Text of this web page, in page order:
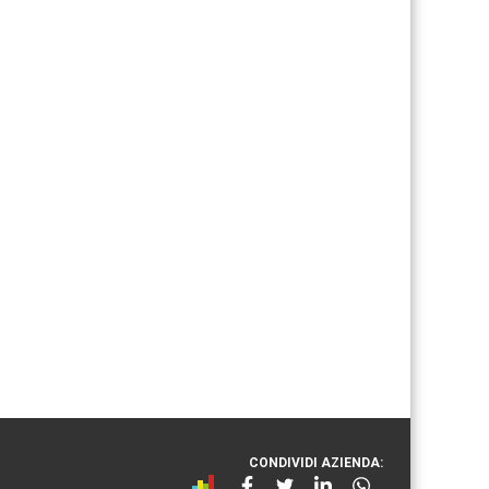
CONDIVIDI AZIENDA: